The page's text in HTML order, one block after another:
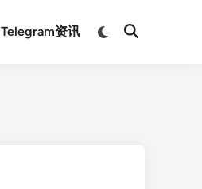
Telegram资讯
Switch
Open